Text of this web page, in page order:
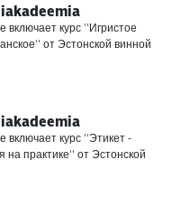
включает курс ''Игристое
от Эстонской винной
включает курс ''Этикет -
на практике'' от Эстонской